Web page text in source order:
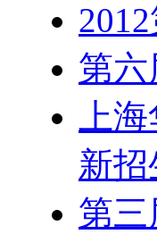
第
上
新
第